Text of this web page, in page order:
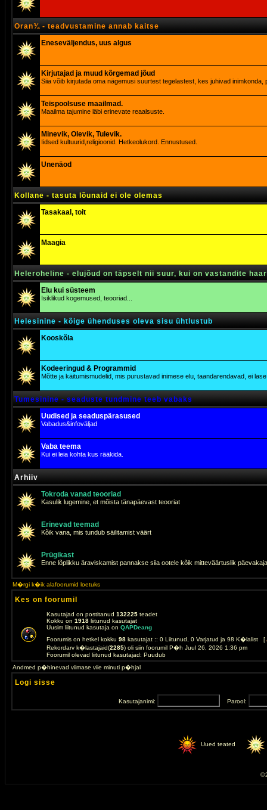
Oran¾ - teadvustamine annab kaitse
Eneseväljendus, uus algus
Kirjutajad ja muud kõrgemad jõud
Siia võib kirjutada oma nägemusi suurtest tegelastest, kes juhivad inimkonda,
Teispoolsuse maailmad.
Maailma tajumine läbi erinevate reaalsuste.
Minevik, Olevik, Tulevik.
Iidsed kultuurid,religioonid. Hetkeolukord. Ennustused.
Unenäod
Kollane - tasuta lõunaid ei ole olemas
Tasakaal, toit
Maagia
Heleroheline - elujõud on täpselt nii suur, kui on vastandite
Elu kui süsteem
Isiklikud kogemused, teooriad...
Helesinine - kõige ühenduses oleva sisu ühtlustub
Kooskõla
Kodeeringud & Programmid
Mõtte ja käitumismudelid, mis purustavad inimese elu, taandarendavad, ei
Tumesinine - seaduste tundmine teeb vabaks
Uudised ja seaduspärasused
Vabadus&infoväljad
Vaba teema
Kui ei leia kohta kus rääkida.
Arhiiv
Tokroda vanad teooriad
Kasulik lugemine, et mõista tänapäevast teooriat
Erinevad teemad
Kõik vana, mis tundub säilitamist väärt
Prügikast
Enne lõplikku äraviskamist pannakse siia ootele kõik mitteväärtuslik
M�rgi k�ik alafoorumid loetuks
Kes on foorumil
Kasutajad on postitanud 132225 teadet
Kokku on 1918 liitunud kasutajat
Uusim liitunud kasutaja on QAPDeang
Foorumis on hetkel kokku 98 kasutajat :: 0 Liitunud, 0 Varjatud ja 98 K�lalist [
Rekordarv k�lastajaid(2285) oli siin foorumil P�h Juul 26, 2026 1:36 pm
Foorumil olevad liitunud kasutajad: Puudub
Andmed p�hinevad viimase viie minuti p�hjal
Logi sisse
Kasutajanimi: Parool:
Uued teated
©